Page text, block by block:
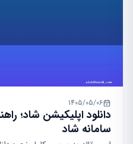
1405/05/06
دانلود اپلیکیشن شاد؛
سامانه شاد